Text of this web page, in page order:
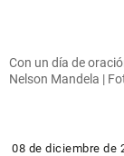
Con un día de
Nelson Mandela |
08 de diciembre de